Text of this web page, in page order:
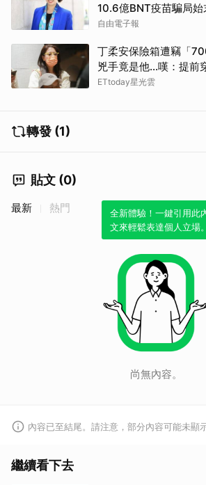
10.6億BNT疫苗騙局始
自由電子報
丁柔安保險箱遭竊「
兇手竟是他...嘆：提前
ETtoday星光雲
轉發 (1)
貼文 (0)
全新體驗！一鍵引用此
文來輕鬆表達個人立場。
最新 熱門
尚無內容。
內容已至結尾。請注意，部分內容可能未顯示
繼續看下去